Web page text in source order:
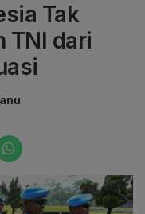
Tak
TNI dari